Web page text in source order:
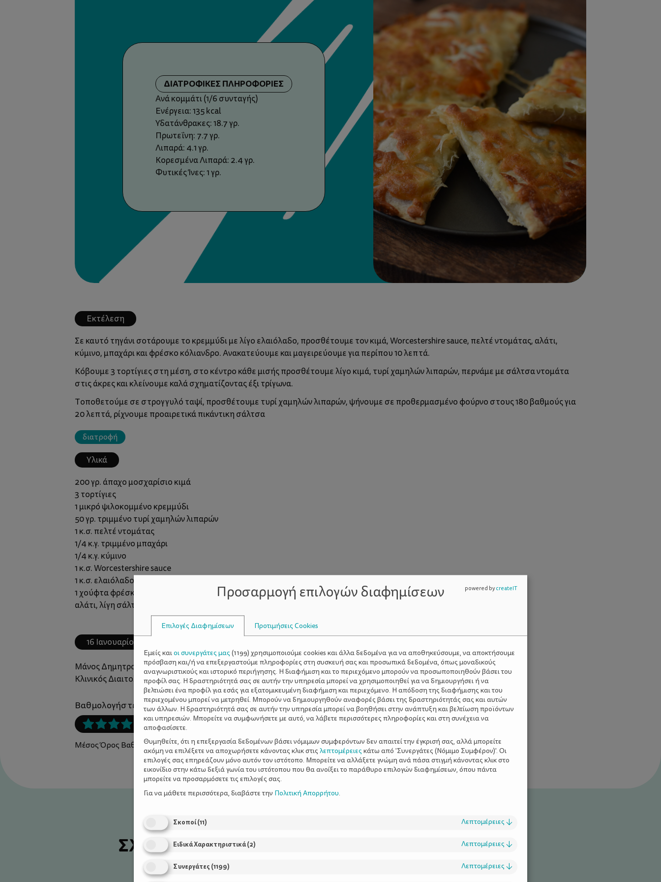
ΔΙΑΤΡΟΦΙΚΕΣ ΠΛΗΡΟΦΟΡΙΕΣ
Ανά κομμάτι (1/6 συνταγής)
Ενέργεια: 135 kcal
Υδατάνθρακες: 18.7 γρ.
Πρωτεΐνη: 7.7 γρ.
Λιπαρά: 4.1 γρ.
Κορεσμένα Λιπαρά: 2.4 γρ.
Φυτικές Ίνες: 1 γρ.
Υλικά
200 γρ. άπαχο μοσχαρίσιο κιμά
3 τορτίγιες
1 μικρό ψιλοκομμένο κρεμμύδι
50 γρ. τριμμένο τυρί χαμηλών λιπαρών
1 κ.σ. πελτέ ντομάτας
1/4 κ.γ. τριμμένο μπαχάρι
1/4 κ.γ. κύμινο
1 κ.σ. Worcestershire sauce
1 κ.σ. ελαιόλαδο
1 χούφτα φρέσκο κόλιανδρο ψιλοκομμένο
αλάτι, λίγη σάλτσα ντομάτας για τις τορτίγιες και προαιρετικά πικάντικη sauce
16 Ιανουαρίου 2025
Μάνος Δημητρούλης,
Κλινικός Διαιτολόγος-Διατροφολόγος
Βαθμολογήστε αυτό το άρθρο :
Μέσος Όρος Βαθμολογίας:5/ 5. Προσμέτρηση ψήφων:1
Εκτέλεση
Σε καυτό τηγάνι σοτάρουμε το κρεμμύδι με λίγο ελαιόλαδο, προσθέτουμε τον κιμά, Worcestershire sauce, πελτέ ντομάτας, αλάτι,
κύμινο, μπαχάρι και φρέσκο κόλιανδρο. Ανακατεύουμε και μαγειρεύουμε για περίπου 10 λεπτά.
Κόβουμε 3 τορτίγιες στη μέση, στο κέντρο κάθε μισής προσθέτουμε λίγο κιμά, τυρί χαμηλών λιπαρών, περνάμε με σάλτσα ντομάτα
στις άκρες και κλείνουμε καλά σχηματίζοντας έξι τρίγωνα.
Τοποθετούμε σε στρογγυλό ταψί, προσθέτουμε τυρί χαμηλών λιπαρών, ψήνουμε σε προθερμασμένο φούρνο στους 180 βαθμούς για
20 λεπτά, ρίχνουμε προαιρετικά πικάντικη σάλτσα
διατροφή
ΣΧΕΤΙΚΕΣ ΣΥΝΤΑΓΕΣ
Προσαρμογή επιλογών διαφημίσεων
Επιλογές Διαφημίσεων Προτιμήσεις Cookies
Εμείς καιοι συνεργάτες μας (1199) χρησιμοποιούμε cookies και άλλα δεδομένα για να αποθηκεύσουμε, να αποκτήσουμε
πρόσβαση και/ή να επεξεργαστούμε πληροφορίες στη συσκευή σας και προσωπικά δεδομένα, όπως μοναδικούς
αναγνωριστικούς και ιστορικό περιήγησης. Η διαφήμιση και το περιεχόμενο μπορούν να προσωποποιηθούν βάσει του
προφίλ σας. Η δραστηριότητά σας σε αυτήν την υπηρεσία μπορεί να χρησιμοποιηθεί για να δημιουργήσει ή να
βελτιώσει ένα προφίλ για εσάς για εξατομικευμένη διαφήμιση και περιεχόμενο. Η απόδοση της διαφήμισης και του
περιεχομένου μπορεί να μετρηθεί. Μπορούν να δημιουργηθούν αναφορές βάσει της δραστηριότητάς σας και αυτών
των άλλων. Η δραστηριότητά σας σε αυτήν την υπηρεσία μπορεί να βοηθήσει στην ανάπτυξη και βελτίωση προϊόντων
και υπηρεσιών. Μπορείτε να συμφωνήσετε με αυτό, να λάβετε περισσότερες πληροφορίες και στη συνέχεια να
αποφασίσετε.
Θυμηθείτε, ότι η επεξεργασία δεδομένων βάσει νόμιμων συμφερόντων δεν απαιτεί την έγκρισή σας, αλλά μπορείτε
ακόμη να επιλέξετε να αποχωρήσετε κάνοντας κλικ στις λεπτομέρειες κάτω από 'Συνεργάτες (Νόμιμο Συμφέρον)'. Οι
επιλογές σας επηρεάζουν μόνο αυτόν τον ιστότοπο. Μπορείτε να αλλάξετε γνώμη ανά πάσα στιγμή κάνοντας κλικ στο
εικονίδιο στην κάτω δεξιά γωνία του ιστότοπου που θα ανοίξει το παράθυρο επιλογών διαφημίσεων, όπου πάντα
μπορείτε να προσαρμόσετε τις επιλογές σας.
Για να μάθετε περισσότερα, διαβάστε την Πολιτική Απορρήτου.
Σκοποί(11) Λεπτομέρειες ↓
Ειδικά Χαρακτηριστικά(2) Λεπτομέρειες ↓
Συνεργάτες (1199) Λεπτομέρειες ↓
powered bycreateIT